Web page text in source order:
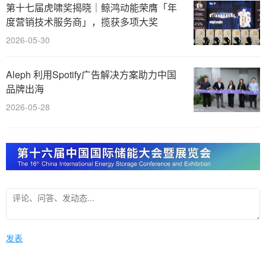
第十七届虎啸奖揭晓｜鲸鸿动能荣膺「年
度营销技术服务商」，揽获多项大奖
2026-05-30
Aleph 利用Spotify广告解决方案助力中国
品牌出海
2026-05-28
发表